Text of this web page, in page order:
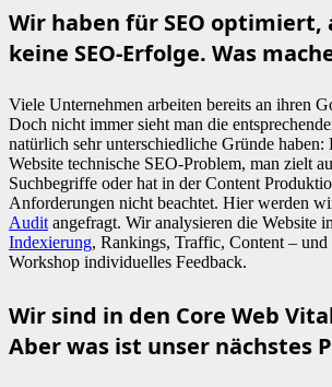
Wir haben für SEO optimiert,
keine SEO-Erfolge. Was
Viele Unternehmen arbeiten bereits an ihren
Doch nicht immer sieht man die
natürlich sehr unterschiedliche Gründe haben:
Website technische SEO-Problem, man zielt
Suchbegriffe oder hat in der Content
Anforderungen nicht beachtet. Hier werden
Audit angefragt. Wir analysieren die Website
Indexierung, Rankings, Traffic, Content – und
Workshop individuelles Feedback.
Wir sind in den Core Web
Aber was ist unser nächstes